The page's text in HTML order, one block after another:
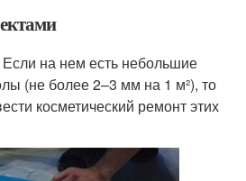
на нем есть небольшие
(не более 2–3 мм на 1 м²), то
косметический ремонт этих